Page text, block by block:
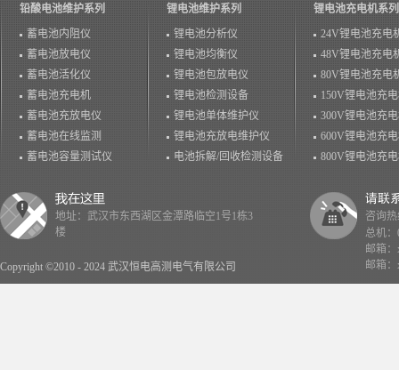
铅酸电池维护系列
蓄电池内阻仪
蓄电池放电仪
蓄电池活化仪
蓄电池充电机
蓄电池充放电仪
蓄电池在线监测
蓄电池容量测试仪
锂电池维护系列
锂电池分析仪
锂电池均衡仪
锂电池包放电仪
锂电池检测设备
锂电池单体维护仪
锂电池充放电维护仪
电池拆解/回收检测设备
锂电池充电机系列
24V锂电池充电
48V锂电池充电
80V锂电池充电
150V锂电池充
300V锂电池充
600V锂电池充
800V锂电池充
Copyright ©2010 - 2024 武汉恒电高测电气有限公司
地址：武汉市东西湖区金潭路临空1号1栋3
楼
咨询热
总机：
邮箱
邮箱